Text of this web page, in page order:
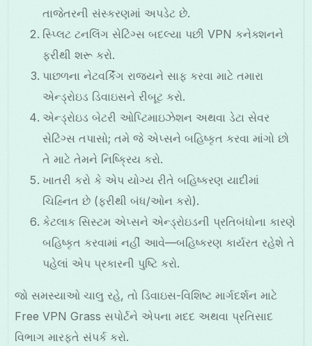
તાજેતરની સંસ્કરણમાં અપડેટ છે.
સ્પ્લિટ ટનલિંગ સેટિંગ્સ બદલ્યા પછી VPN કનેક્શનને
ફરીથી શરૂ કરો.
પાછળના નેટવર્કિંગ રાજ્યને સાફ કરવા માટે તમારા
એન્ડ્રોઇડ ડિવાઇસને રીબૂટ કરો.
એન્ડ્રોઇડ બેટરી ઓપ્ટિમાઇઝેશન અથવા ડેટા સેવર
સેટિંગ્સ તપાસો; તમે જે એપ્સને બહિષ્કૃત કરવા માંગો છો
તે માટે તેમને નિષ્ક્રિય કરો.
ખાતરી કરો કે એપ યોગ્ય રીતે બહિષ્કરણ યાદીમાં
ચિહ્નિત છે (ફરીથી બંધ/ઓન કરો).
કેટલાક સિસ્ટમ એપ્સને એન્ડ્રોઇડની પ્રતિબંધોના કારણે
બહિષ્કૃત કરવામાં નહીં આવે—બહિષ્કરણ કાર્યરત રહેશે તે
પહેલાં એપ પ્રકારની પુષ્ટિ કરો.
જો સમસ્યાઓ ચાલુ રહે, તો ડિવાઇસ-વિશિષ્ટ માર્ગદર્શન માટે
Free VPN Grass સપોર્ટને એપના મદદ અથવા પ્રતિસાદ
વિભાગ મારફતે સંપર્ક કરો.